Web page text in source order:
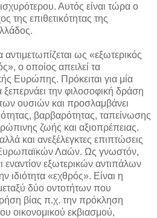
Αυτός είναι τώρα ο
της επιθετικότητας της
ως «εξωτερικός
ο οποίος απειλεί τα
Ευρώπης. Πρόκειται για μία
την φιλοσοφική δράση
ουσιών και προσλαμβάνει
βαρβαρότητας, ταπείνωσης
ζωής και αξιοπρέπειας.
και ανεξέλεγκτες επιπτώσεις
Λαών. Ως γνωστόν,
εναντίον εξωτερικών αντιπάλων
ιδιότητα «εχθρός». Είναι η
δύο οντοτήτων που
βίας π.χ. την πρόκληση
οικονομικού εκβιασμού,